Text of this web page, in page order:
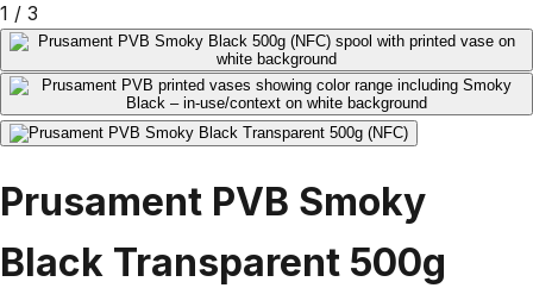
1 / 3
Prusament PVB Smoky
Black Transparent 500g